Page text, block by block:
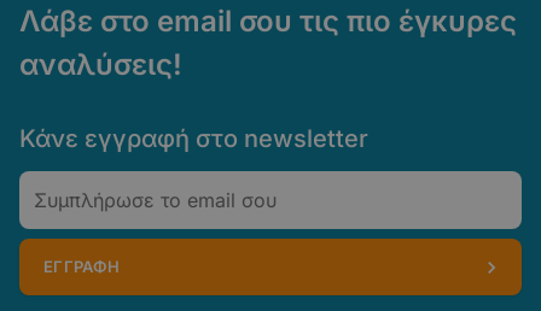
Λάβε στο email σου τις πιο έγκυρες
αναλύσεις!
Κάνε εγγραφή στο newsletter
Email
ΕΓΓΡΑΦΗ